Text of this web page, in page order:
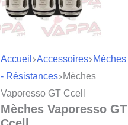
Accueil Accessoires Mèches
- Résistances Mèches
Vaporesso GT Ccell
Mèches Vaporesso GT